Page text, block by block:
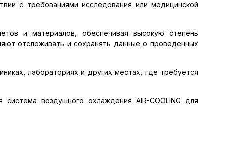
с требованиями исследования или медицинской
и материалов, обеспечивая высокую степень
отслеживать и сохранять данные о проведенных
лабораториях и других местах, где требуется
воздушного охлаждения AIR-COOLING для